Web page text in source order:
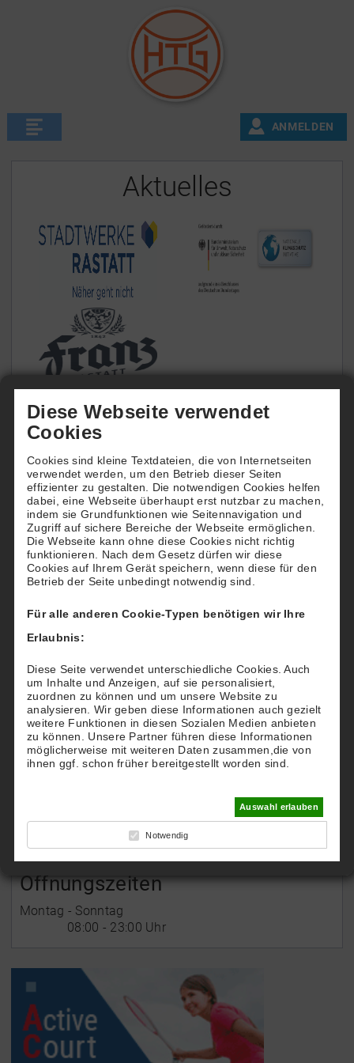
ANMELDEN
Aktuelles
Buchen Sie hier ihre Tennisplätze online. Wir
freuen uns auf Sie.
Adresse:
76437 Rastatt
Kontakt:
HTG Hallen-Tennis-Gemeinschaft Rastatt
co. TC Blau-Gold Rastatt
Postfach 2308
76413 Rastatt
Öffnungszeiten
Montag - Sonntag
08:00 - 23:00 Uhr
Diese Webseite verwendet
Cookies
Cookies sind kleine Textdateien, die von Internetseiten
verwendet werden, um den Betrieb dieser Seiten
effizienter zu gestalten. Die notwendigen Cookies helfen
dabei, eine Webseite überhaupt erst nutzbar zu machen,
indem sie Grundfunktionen wie Seitennavigation und
Zugriff auf sichere Bereiche der Webseite ermöglichen.
Die Webseite kann ohne diese Cookies nicht richtig
funktionieren. Nach dem Gesetz dürfen wir diese
Cookies auf Ihrem Gerät speichern, wenn diese für den
Betrieb der Seite unbedingt notwendig sind.
Für alle anderen Cookie-Typen benötigen wir Ihre
Erlaubnis:
Diese Seite verwendet unterschiedliche Cookies. Auch
um Inhalte und Anzeigen, auf sie personalisiert,
zuordnen zu können und um unsere Website zu
analysieren. Wir geben diese Informationen auch gezielt
weitere Funktionen in diesen Sozialen Medien anbieten
zu können. Unsere Partner führen diese Informationen
möglicherweise mit weiteren Daten zusammen,die von
ihnen ggf. schon früher bereitgestellt worden sind.
Auswahl erlauben
Notwendig